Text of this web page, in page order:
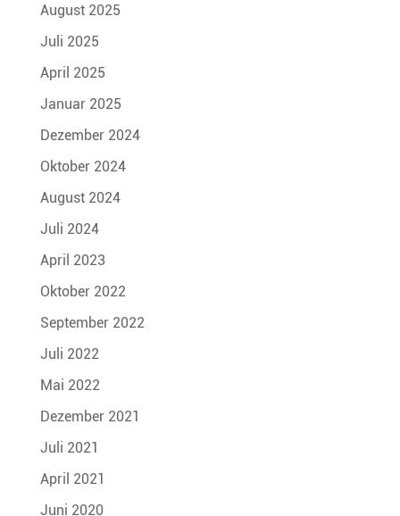
August 2025
Juli 2025
April 2025
Januar 2025
Dezember 2024
Oktober 2024
August 2024
Juli 2024
April 2023
Oktober 2022
September 2022
Juli 2022
Mai 2022
Dezember 2021
Juli 2021
April 2021
Juni 2020